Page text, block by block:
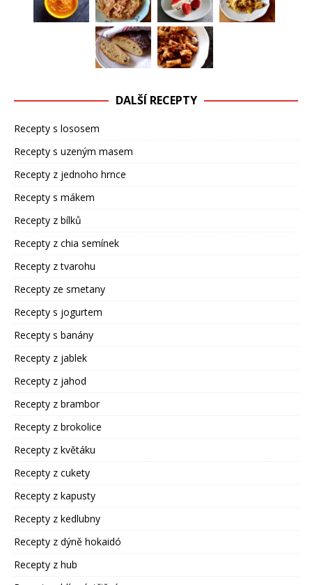
DALŠÍ RECEPTY
Recepty s lososem
Recepty s uzeným masem
Recepty z jednoho hrnce
Recepty s mákem
Recepty z bílků
Recepty z chia semínek
Recepty z tvarohu
Recepty ze smetany
Recepty s jogurtem
Recepty s banány
Recepty z jablek
Recepty z jahod
Recepty z brambor
Recepty z brokolice
Recepty z květáku
Recepty z cukety
Recepty z kapusty
Recepty z kedlubny
Recepty z dýně hokaidó
Recepty z hub